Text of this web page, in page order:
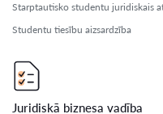
Starptautisko studentu juridiskais
Studentu tiesību aizsardzība
Juridiskā biznesa vadība